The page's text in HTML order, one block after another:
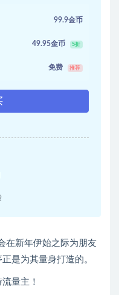
99.9金币
49.95金币 5折
免费 推荐
在新年伊始之际为朋友
是为其量身打造的。
量主！